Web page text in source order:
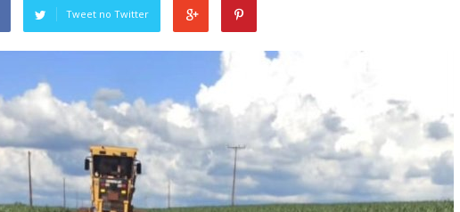
Tweet no Twitter